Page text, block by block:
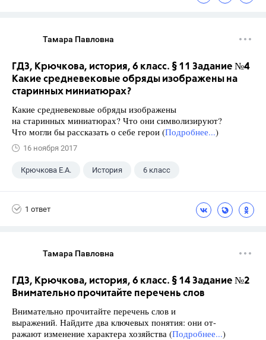
Тамара Павловна
ГДЗ, Крючкова, история, 6 класс. § 11 Задание №4
Какие средневековые обряды изображены на
старинных миниатюрах?
Какие средневековые обряды изображены
на старинных миниатюрах? Что они символизируют?
Что могли бы рассказать о себе герои (Подробнее...)
16 ноября 2017
Крючкова Е.А. История 6 класс
1 ответ
Тамара Павловна
ГДЗ, Крючкова, история, 6 класс. § 14 Задание №2
Внимательно прочитайте перечень слов
Внимательно прочитайте перечень слов и
выражений. Найдите два ключевых понятия: они от-
ражают изменение характера хозяйства (Подробнее...)